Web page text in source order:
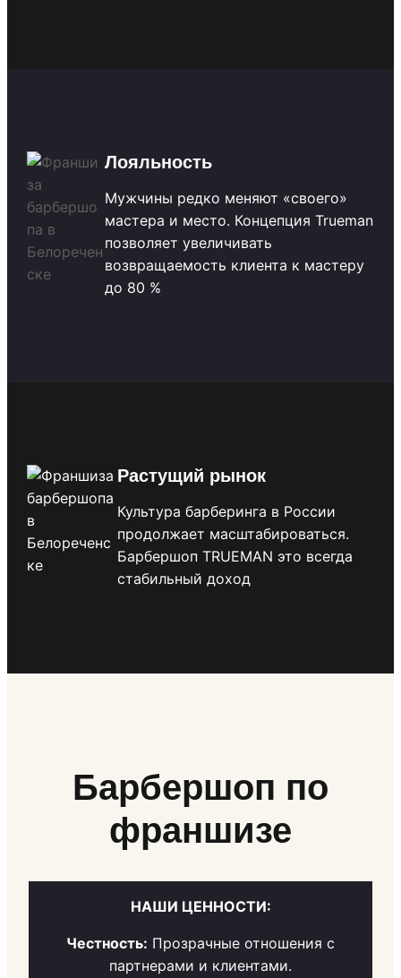
Лояльность
Мужчины редко меняют «своего»
мастера и место. Концепция Trueman
позволяет увеличивать
возвращаемость клиента к мастеру
до 80 %
Растущий рынок
Культура барберинга в России
продолжает масштабироваться.
Барбершоп TRUEMAN это всегда
стабильный доход
Барбершоп по
франшизе
НАШИ ЦЕННОСТИ:
Честность: Прозрачные отношения с
партнерами и клиентами.